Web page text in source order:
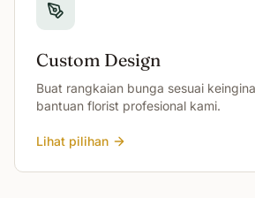
Custom Design
Buat rangkaian bunga sesuai
bantuan florist profesional kami.
Lihat pilihan